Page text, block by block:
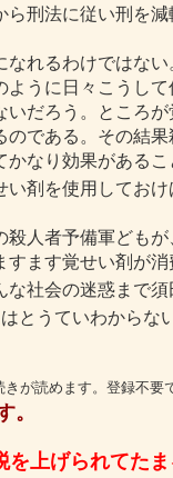
ら刑法に従い刑を
れるわけではな
ように日々こうし
いだろう。ところ
のである。その結
かなり効果がある
い剤を使用しておけ
人者予備軍ども
すます覚せい剤が
な社会の迷惑まで
とうていわからな
が読めます。登録不要
。
を上げられてたま